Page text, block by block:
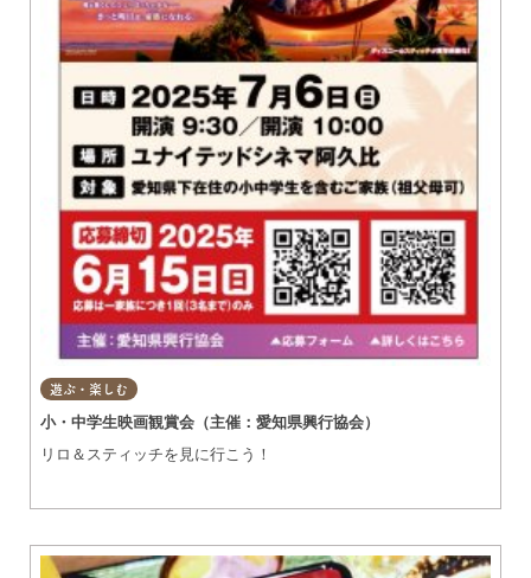
南知多町
宿泊
観光・自然
遊ぶ・楽しむ
遊ぶ・楽しむ
小・中学生映画観賞会（主催：愛知県興行協会）
リロ＆スティッチを見に行こう！